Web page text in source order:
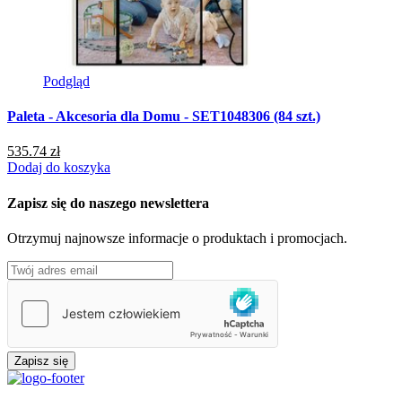
Podgląd
Paleta - Akcesoria dla Domu - SET1048306 (84 szt.)
535.74 zł
Dodaj do koszyka
Zapisz się do naszego newslettera
Otrzymuj najnowsze informacje o produktach i promocjach.
Zapisz się